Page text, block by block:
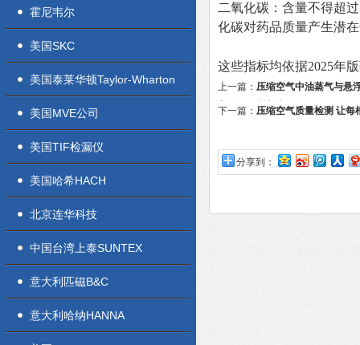
霍尼韦尔
美国SKC
美国泰莱华顿Taylor-Wharton
美国MVE公司
美国TIF检漏仪
美国哈希HACH
北京连华科技
中国台湾上泰SUNTEX
意大利匹磁B&C
意大利哈纳HANNA
二氧化碳 ：含量不得超
化碳对药品质量产生潜
这些指标均依据2025年
上一篇： 压缩空气中油蒸气与悬
主导的可逆相变
下一篇： 压缩空气质量检测 让每
分享到：